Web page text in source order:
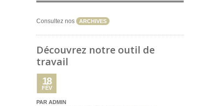
Consultez nos ARCHIVES
Découvrez notre outil de
travail
18
FÉV
PAR ADMIN